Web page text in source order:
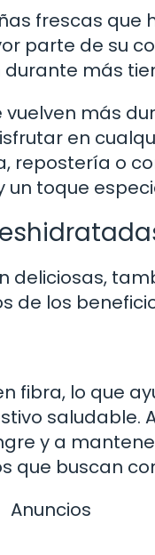
frescas que
parte de su
más
más
en
repostería o
toque
deliciosas,
de los
fibra, lo que
saludable.
y a
que buscan
Anuncios